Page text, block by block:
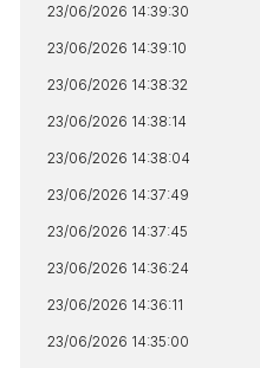
23/06/2026 14:39:30
23/06/2026 14:39:10
23/06/2026 14:38:32
23/06/2026 14:38:14
23/06/2026 14:38:04
23/06/2026 14:37:49
23/06/2026 14:37:45
23/06/2026 14:36:24
23/06/2026 14:36:11
23/06/2026 14:35:00